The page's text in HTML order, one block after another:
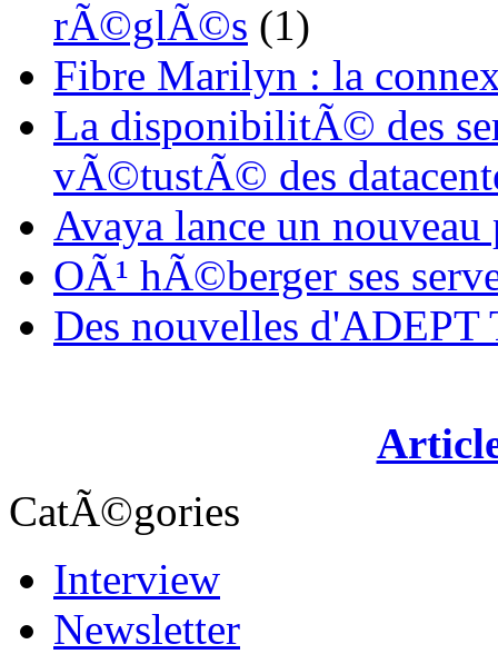
rÃ©glÃ©s (1)
Fibre Marilyn : la
La disponibilitÃ© des
vÃ©tustÃ© des
Avaya lance un nouveau
OÃ¹ hÃ©berger ses
Des nouvelles
CatÃ©gories
Interview
Newsletter